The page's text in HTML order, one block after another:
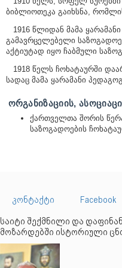
ბიბლიოთეკა გაიხსნა,
1916 წლიდან მამა
გამავრცელებელი
აქტიუტად იყო ჩაბმული
1918 წელს ჩოხატაურში
სადაც მამა ყარამანი
ᲝᲠᲒᲐᲜᲘᲖᲐᲪᲘᲘᲡ,
ქართველთა შორის
საზოგადოების
კონტაქტი
Facebook
საიტი შექმნილი და
მოზარდებში ისტორიული